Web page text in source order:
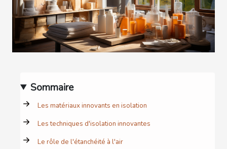
Sommaire
Les matériaux innovants en isolation
Les techniques d'isolation innovantes
Le rôle de l'étanchéité à l'air